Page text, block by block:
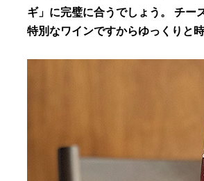
ギ」に完璧に合うでしょう。 チー
特別なワインですからゆっくりと